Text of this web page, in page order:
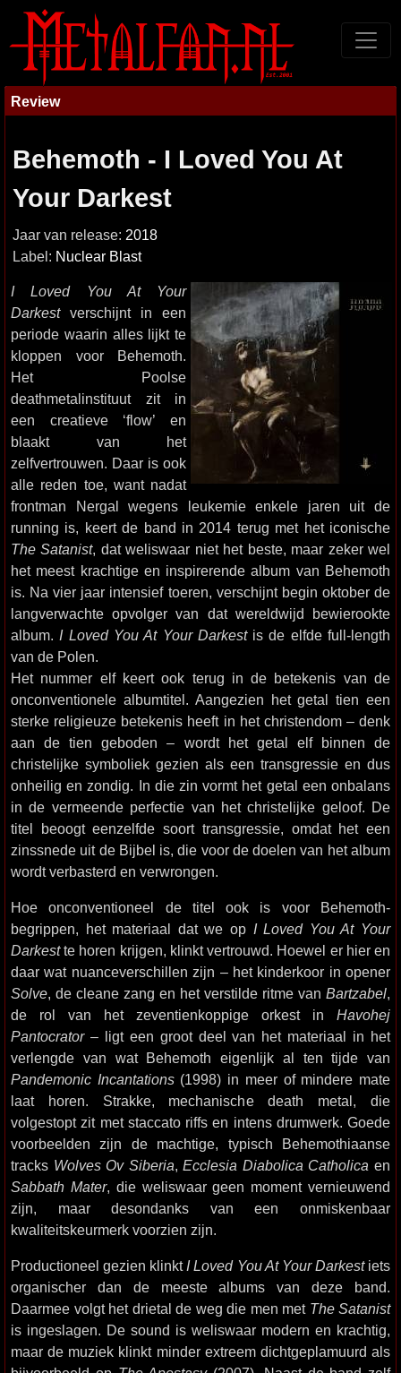
Review
Behemoth - I Loved You At
Your Darkest
Jaar van release: 2018
Label: Nuclear Blast
I Loved You At Your
Darkestverschijnt in een
periode waarin alles lijkt te
kloppen voor Behemoth.
Het Poolse
deathmetalinstituut zit in
een creatieve ‘flow’ en
blaakt van het
zelfvertrouwen. Daar is ook
alle reden toe, want nadat
frontman Nergal wegens leukemie enkele jaren uit de
running is, keert de band in 2014 terug met het iconische
The Satanist, dat weliswaar niet het beste, maar zeker wel
het meest krachtige en inspirerende album van Behemoth
is. Na vier jaar intensief toeren, verschijnt begin oktober de
langverwachte opvolger van dat wereldwijd bewierookte
album. I Loved You At Your Darkestis de elfde full-length
van de Polen.
Het nummer elf keert ook terug in de betekenis van de
onconventionele albumtitel. Aangezien het getal tien een
sterke religieuze betekenis heeft in het christendom – denk
aan de tien geboden – wordt het getal elf binnen de
christelijke symboliek gezien als een transgressie en dus
onheilig en zondig. In die zin vormt het getal een onbalans
in de vermeende perfectie van het christelijke geloof. De
titel beoogt eenzelfde soort transgressie, omdat het een
zinssnede uit de Bijbel is, die voor de doelen van het album
wordt verbasterd en verwrongen.
Hoe onconventioneel de titel ook is voor Behemoth-
begrippen, het materiaal dat we op I Loved You At Your
Darkestte horen krijgen, klinkt vertrouwd. Hoewel er hier en
daar wat nuanceverschillen zijn – het kinderkoor in opener
Solve, de cleane zang en het verstilde ritme van Bartzabel,
de rol van het zeventienkoppige orkest in Havohej
Pantocrator– ligt een groot deel van het materiaal in het
verlengde van wat Behemoth eigenlijk al ten tijde van
Pandemonic Incantations(1998) in meer of mindere mate
laat horen. Strakke, mechanische death metal, die
volgestopt zit met staccato riffs en intens drumwerk. Goede
voorbeelden zijn de machtige, typisch Behemothiaanse
tracks Wolves Ov Siberia,Ecclesia Diabolica Catholica en
Sabbath Mater, die weliswaar geen moment vernieuwend
zijn, maar desondanks van een onmiskenbaar
kwaliteitskeurmerk voorzien zijn.
Productioneel gezien klinkt I Loved You At Your Darkestiets
organischer dan de meeste albums van deze band.
Daarmee volgt het drietal de weg die men met The Satanist
is ingeslagen. De sound is weliswaar modern en krachtig,
maar de muziek klinkt minder extreem dichtgeplamuurd als